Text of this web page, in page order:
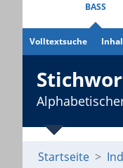
BASS
Volltextsuche
Startseite